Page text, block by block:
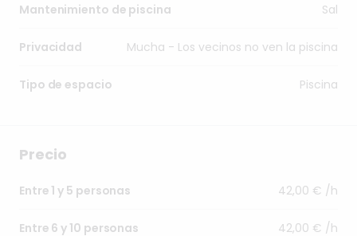
Mantenimiento de piscina Sal
Privacidad Mucha - Los vecinos no ven la piscina
Tipo de espacio Piscina
Precio
Entre 1 y 5 personas 42,00 € /h
Entre 6 y 10 personas 42,00 € /h